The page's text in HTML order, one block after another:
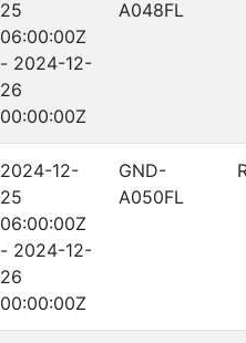
25
06:00:00Z
- 2024-12-
26
00:00:00Z
A048FL
2024-12-
25
06:00:00Z
- 2024-12-
26
00:00:00Z
GND-
A050FL